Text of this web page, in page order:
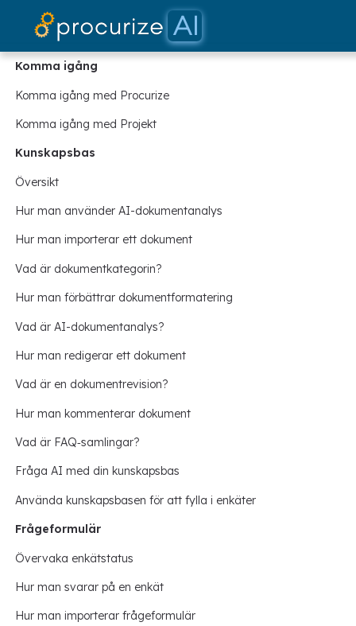
Komma igång
Komma igång med Procurize
Komma igång med Projekt
Kunskapsbas
Översikt
Hur man använder AI-dokumentanalys
Hur man importerar ett dokument
Vad är dokumentkategorin?
Hur man förbättrar dokumentformatering
Vad är AI-dokumentanalys?
Hur man redigerar ett dokument
Vad är en dokumentrevision?
Hur man kommenterar dokument
Vad är FAQ‑samlingar?
Fråga AI med din kunskapsbas
Använda kunskapsbasen för att fylla i enkäter
Frågeformulär
Övervaka enkätstatus
Hur man svarar på en enkät
Hur man importerar frågeformulär